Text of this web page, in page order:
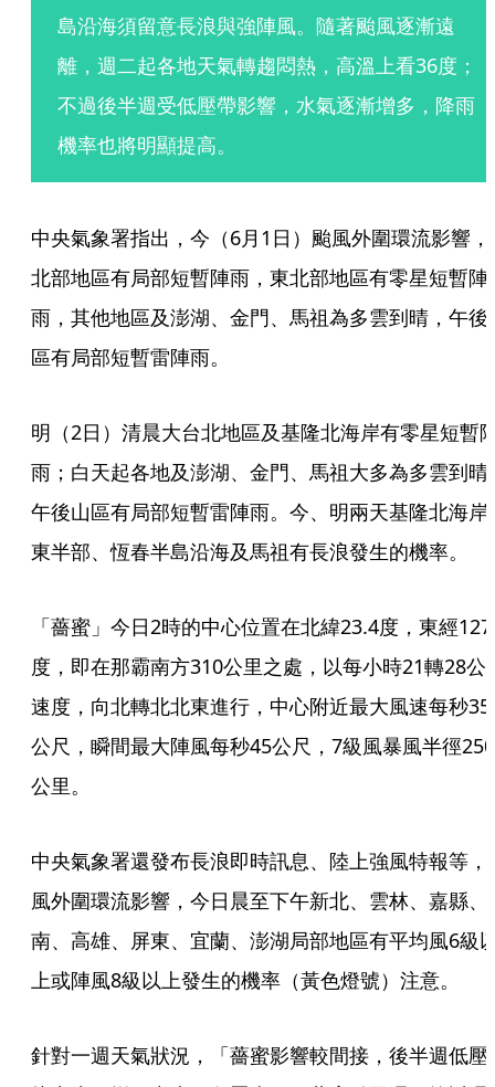
島沿海須留意長浪與強陣風。隨著颱風逐漸遠
離，週二起各地天氣轉趨悶熱，高溫上看36度；
不過後半週受低壓帶影響，水氣逐漸增多，降雨
機率也將明顯提高。
中央氣象署指出，今（6月1日）颱風外圍環流影響，
北部地區有局部短暫陣雨，東北部地區有零星短暫陣
雨，其他地區及澎湖、金門、馬祖為多雲到晴，午後
區有局部短暫雷陣雨。
明（2日）清晨大台北地區及基隆北海岸有零星短暫
雨；白天起各地及澎湖、金門、馬祖大多為多雲到晴
午後山區有局部短暫雷陣雨。今、明兩天基隆北海岸
東半部、恆春半島沿海及馬祖有長浪發生的機率。
「薔蜜」今日2時的中心位置在北緯23.4度，東經
度，即在那霸南方310公里之處，以每小時21轉28公
速度，向北轉北北東進行，中心附近最大風速每秒35
公尺，瞬間最大陣風每秒45公尺，7級風暴風半徑250
公里。
中央氣象署還發布長浪即時訊息、陸上強風特報等，
風外圍環流影響，今日晨至下午新北、雲林、嘉縣、
南、高雄、屏東、宜蘭、澎湖局部地區有平均風6級
上或陣風8級以上發生的機率（黃色燈號）注意。
針對一週天氣狀況，「薔蜜影響較間接，後半週低壓